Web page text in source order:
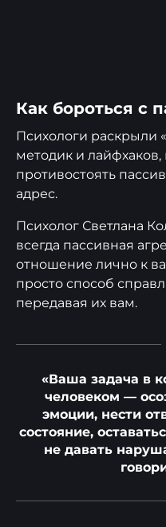
Как бороться с
Психологи раскрыли
методик и
противостоять
адрес.
Психолог Светлана
всегда пассивная
отношение лично к
просто способ
передавая их вам.
«Ваша задача в
человеком —
эмоции, нести
состояние,
не давать